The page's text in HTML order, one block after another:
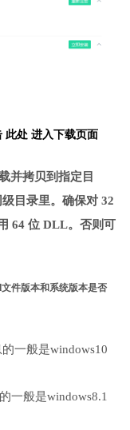
此处 进入下载页面
并拷贝到指定目
目录里。确保对 32
64 位 DLL。否则可
件版本和系统版本是否
一般是windows10
一般是windows8.1